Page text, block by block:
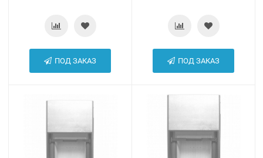
ПОД ЗАКАЗ ПОД ЗАКАЗ